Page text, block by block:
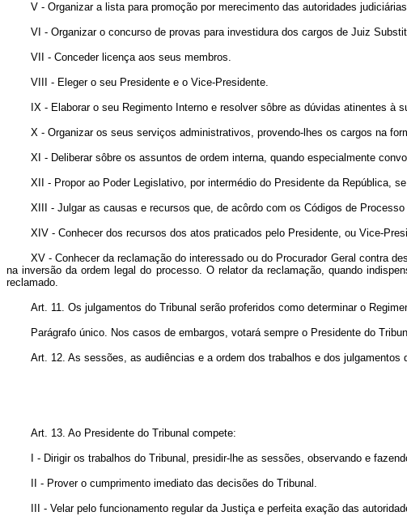
V - Organizar a lista para promoção por merecimento das autoridades
VI - Organizar o concurso de provas para investidura dos cargos de Juiz
VII - Conceder licença aos seus membros.
VIII - Eleger o seu Presidente e o Vice-Presidente.
IX - Elaborar o seu Regimento Interno e resolver sôbre as dúvidas atinentes à
X - Organizar os seus serviços administrativos, provendo-lhes os cargos na
XI - Deliberar sôbre os assuntos de ordem interna, quando especialmente
XII - Propor ao Poder Legislativo, por intermédio do Presidente da República,
XIII - Julgar as causas e recursos que, de acôrdo com os Códigos de
XIV - Conhecer dos recursos dos atos praticados pelo Presidente, ou Vice-
XV - Conhecer da reclamação do interessado ou do Procurador Geral contra
na inversão da ordem legal do processo. O relator da reclamação, quando
reclamado.
Art. 11. Os julgamentos do Tribunal serão proferidos como determinar o
Parágrafo único. Nos casos de embargos, votará sempre o Presidente do
Art. 12. As sessões, as audiências e a ordem dos trabalhos e dos julgamentos
Art. 13. Ao Presidente do Tribunal compete:
I - Dirigir os trabalhos do Tribunal, presidir-lhe as sessões, observando e
II - Prover o cumprimento imediato das decisões do Tribunal.
III - Velar pelo funcionamento regular da Justiça e perfeita exação das